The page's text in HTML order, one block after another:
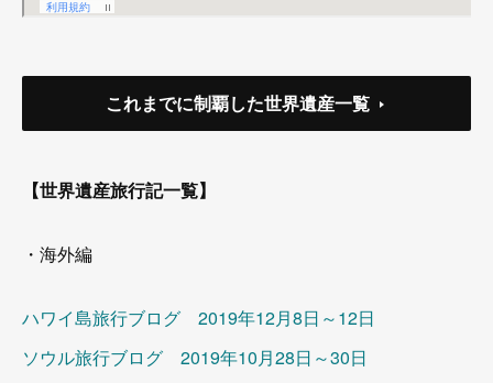
これまでに制覇した世界遺産一覧
【世界遺産旅行記一覧】
・海外編
ハワイ島旅行ブログ 2019年12月8日～12日
ソウル旅行ブログ 2019年10月28日～30日